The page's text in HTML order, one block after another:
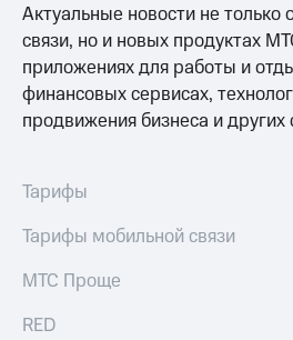
МТС Pay
Оплата
по QR-
коду
за границей
Наушники
колонки
Актуальные новости не только
связи, но и новых продуктах
приложениях для работы и
финансовых сервисах,
продвижения бизнеса и
Тарифы
Тарифы мобильной связи
МТС Проще
RED